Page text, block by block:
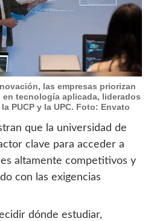
las empresas priorizan
tecnología aplicada, liderados
PUCP y la UPC. Foto: Envato
que la universidad de
clave para acceder a
altamente competitivos y
con las exigencias
dónde estudiar,